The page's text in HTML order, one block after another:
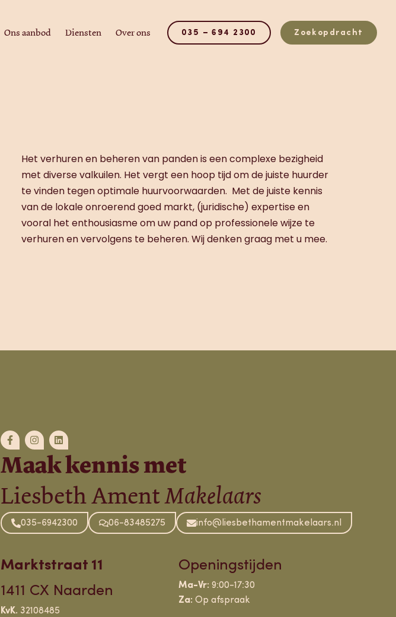
Ons aanbod Diensten Over ons 035 – 694 2300 Zoekopdracht
Het verhuren en beheren van panden is een complexe bezigheid
met diverse valkuilen. Het vergt een hoop tijd om de juiste huurder
te vinden tegen optimale huurvoorwaarden. Met de juiste kennis
van de lokale onroerend goed markt, (juridische) expertise en
vooral het enthousiasme om uw pand op professionele wijze te
verhuren en vervolgens te beheren. Wij denken graag met u mee.
Maak kennis met
Liesbeth AmentMakelaars
035-6942300 06-83485275 info@liesbethamentmakelaars.nl
Marktstraat 11
1411 CX Naarden
KvK. 32108485
Openingstijden
Ma-Vr: 9:00-17:30
Za: Op afspraak